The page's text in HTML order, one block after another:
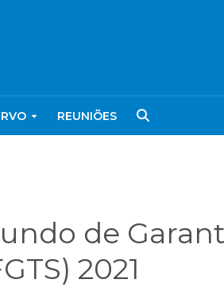
REUNIÕES
de
2021